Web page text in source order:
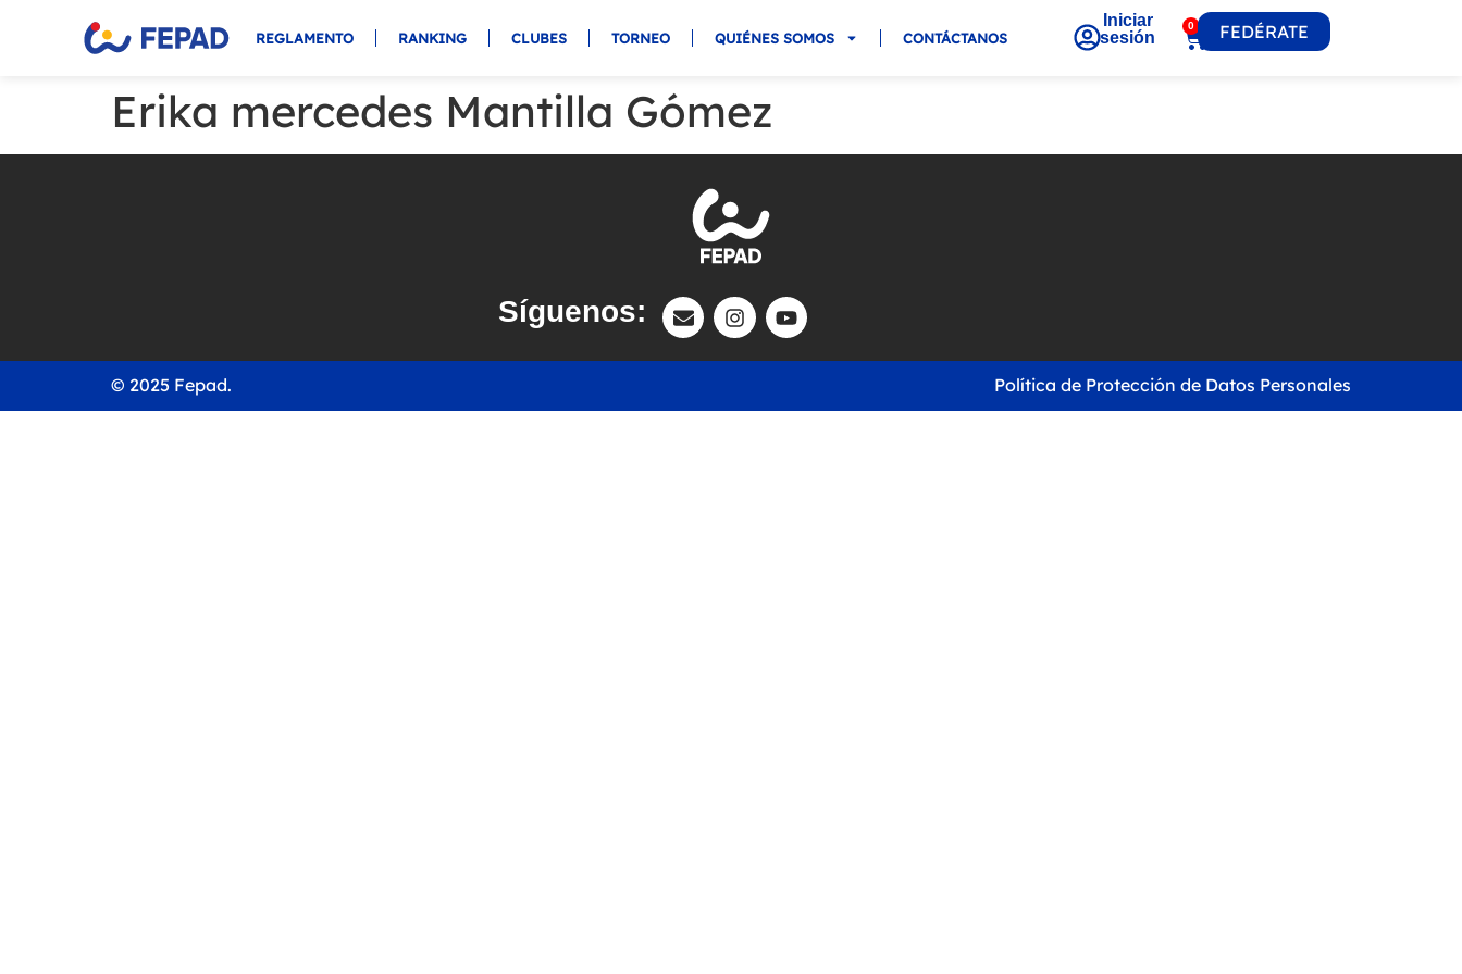
REGLAMENTO RANKING CLUBES TORNEO QUIÉNES SOMOS CONTÁCTANOS
Iniciar
sesión
0 FEDÉRATE
Erika mercedes Mantilla Gómez
Síguenos:
© 2025 Fepad. Política de Protección de Datos Personales